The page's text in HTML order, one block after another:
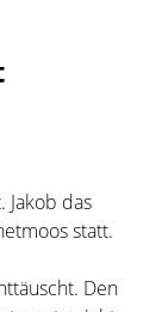
Jakob das
statt.
Den